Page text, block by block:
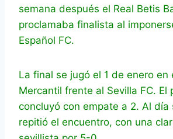
semana después el Real Betis
proclamaba finalista al
Español FC.
La final se jugó el 1 de enero en
Mercantil frente al Sevilla FC. El
concluyó con empate a 2. Al día
repitió el encuentro, con una